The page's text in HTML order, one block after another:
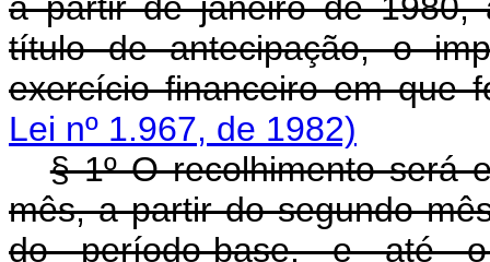
título de antecipação, o
exercício financeiro em que
Lei nº 1.967, de 1982)
§ 1º O recolhimento será
mês, a partir do segundo
do período-base, e até